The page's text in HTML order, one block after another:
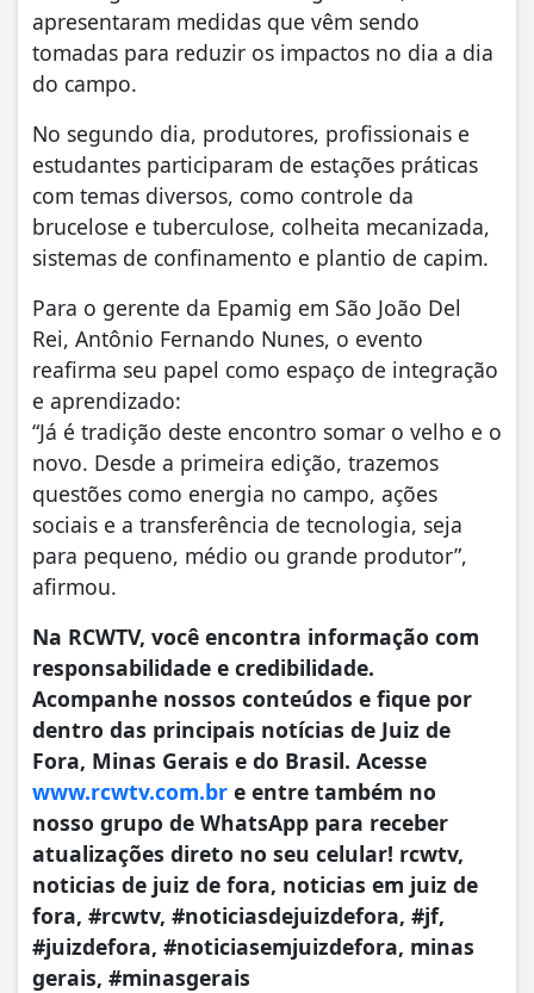
apresentaram medidas que vêm sendo
tomadas para reduzir os impactos no dia a dia
do campo.
No segundo dia, produtores, profissionais e
estudantes participaram de estações práticas
com temas diversos, como controle da
brucelose e tuberculose, colheita mecanizada,
sistemas de confinamento e plantio de capim.
Para o gerente da Epamig em São João Del
Rei, Antônio Fernando Nunes, o evento
reafirma seu papel como espaço de integração
e aprendizado:
“Já é tradição deste encontro somar o velho e o
novo. Desde a primeira edição, trazemos
questões como energia no campo, ações
sociais e a transferência de tecnologia, seja
para pequeno, médio ou grande produtor”,
afirmou.
Na RCWTV, você encontra informação com
responsabilidade e credibilidade.
Acompanhe nossos conteúdos e fique por
dentro das principais notícias de Juiz de
Fora, Minas Gerais e do Brasil. Acesse
www.rcwtv.com.br e entre também no
nosso grupo de WhatsApp para receber
atualizações direto no seu celular! rcwtv,
noticias de juiz de fora, noticias em juiz de
fora, #rcwtv, #noticiasdejuizdefora, #jf,
#juizdefora, #noticiasemjuizdefora, minas
gerais, #minasgerais